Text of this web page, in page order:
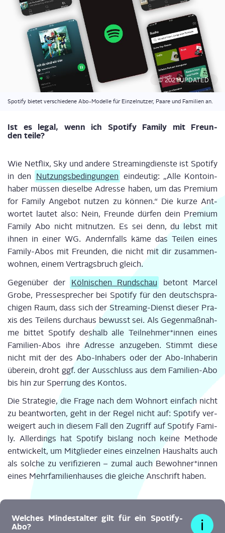
© 2021 UPDATED
Spo­ti­fy bie­tet ver­schie­de­ne Abo-Model­le für Ein­zel­nut­zer, Paa­re und Fami­li­en an.
Ist es legal, wenn ich Spo­ti­fy Fami­ly mit Freun­
den teile?
Wie Net­flix, Sky und ande­re Strea­ming­diens­te ist Spo­ti­fy
in den
Nut­zungs­be­din­gun­gen ein­deu­tig: „Alle Kon­to­in­
ha­ber müs­sen die­sel­be Adres­se haben, um das Pre­mi­um
for Fami­ly Ange­bot nut­zen zu kön­nen.“ Die kur­ze Ant­
wor­tet lau­tet also: Nein, Freun­de dür­fen dein Pre­mi­um
Fami­ly Abo nicht mit­nut­zen. Es sei denn, du lebst mit
ihnen in einer WG. Andern­falls käme das Tei­len eines
Fami­ly-Abos mit Freun­den, die nicht mit dir zusam­men­
woh­nen, einem Ver­trags­bruch gleich.
Gegen­über der
Köl­ni­schen Rund­schau
betont Mar­cel
Gro­be, Pres­se­spre­cher bei Spo­ti­fy für den deutsch­spra­
chi­gen Raum, dass sich der Strea­ming-Dienst die­ser Pra­
xis des Tei­lens durch­aus bewusst sei. Als Gegen­maß­nah­
me bit­tet Spo­ti­fy des­halb alle Teilnehmer*innen eines
Fami­li­en-Abos ihre Adres­se anzu­ge­ben. Stimmt die­se
nicht mit der des Abo-Inha­bers oder der Abo-Inha­be­rin
über­ein, droht ggf. der Aus­schluss aus dem Fami­li­en-Abo
bis hin zur Sper­rung des Kontos.
Die Stra­te­gie, die Fra­ge nach dem Wohn­ort ein­fach nicht
zu beant­wor­ten, geht in der Regel nicht auf: Spo­ti­fy ver­
wei­gert auch in die­sem Fall den Zugriff auf Spo­ti­fy Fami­
ly. Aller­dings hat Spo­ti­fy bis­lang noch kei­ne Metho­de
ent­wi­ckelt, um Mit­glie­der eines ein­zel­nen Haus­halts auch
als sol­che zu veri­fi­zie­ren – zumal auch Bewohner*innen
eines Mehr­fa­mi­li­en­hau­ses die glei­che Anschrift haben.
Wel­ches Min­dest­al­ter gilt für ein Spotify-
Abo?